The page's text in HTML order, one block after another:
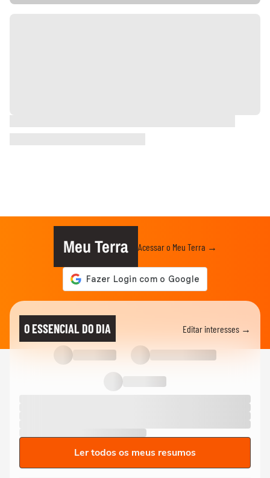
Meu Terra Acessar o Meu Terra →
O ESSENCIAL DO DIA Editar interesses →
Ler todos os meus resumos